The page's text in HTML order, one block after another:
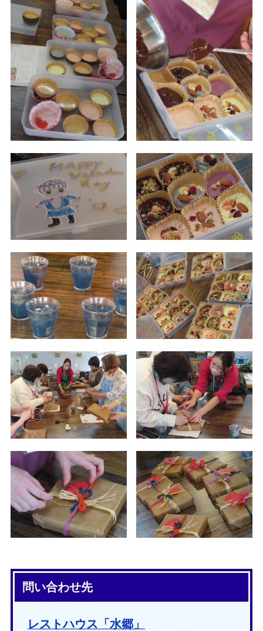
問い合わせ先
レストハウス「水郷」